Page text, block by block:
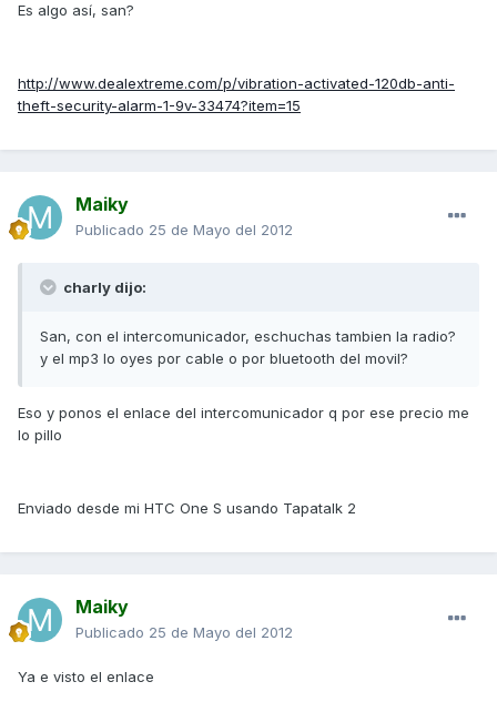
Es algo así, san?
http://www.dealextreme.com/p/vibration-activated-120db-anti-
theft-security-alarm-1-9v-33474?item=15
Maiky
Publicado 25 de Mayo del 2012
charly dijo:
San, con el intercomunicador, eschuchas tambien la radio?
y el mp3 lo oyes por cable o por bluetooth del movil?
Eso y ponos el enlace del intercomunicador q por ese precio me
lo pillo
Enviado desde mi HTC One S usando Tapatalk 2
Maiky
Publicado 25 de Mayo del 2012
Ya e visto el enlace